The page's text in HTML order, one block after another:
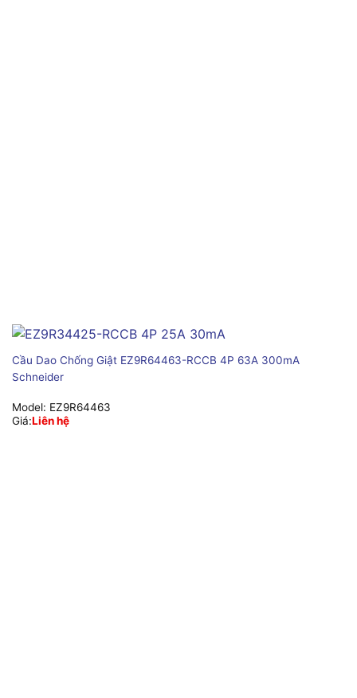
Cầu Dao Chống Giật EZ9R64463-RCCB 4P 63A 300mA
Schneider
Model: EZ9R64463
Giá:Liên hệ